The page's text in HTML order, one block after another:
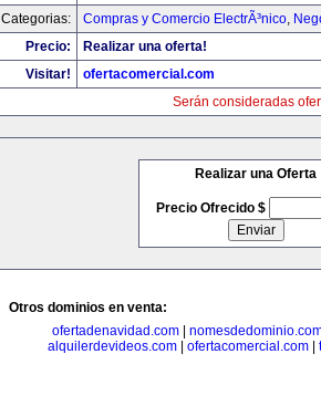
Categorias:
Compras y Comercio ElectrÃ³nico,
Precio:
Realizar una oferta!
Visitar!
ofertacomercial.com
Serán consideradas
Realizar una Oferta
Precio Ofrecido $
Otros dominios en venta:
ofertadenavidad.com|
alquilerdevideos.com
ofertacomercial.com